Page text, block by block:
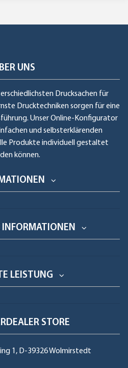
UNS
Drucksachen für
Drucktechniken sorgen für eine
Unser Online-Konfigurator
und selbsterklärenden
Produkte individuell gestaltet
können.
INFORMATIONEN
LEISTUNG
STORE
1, D-39326 Wolmirstedt